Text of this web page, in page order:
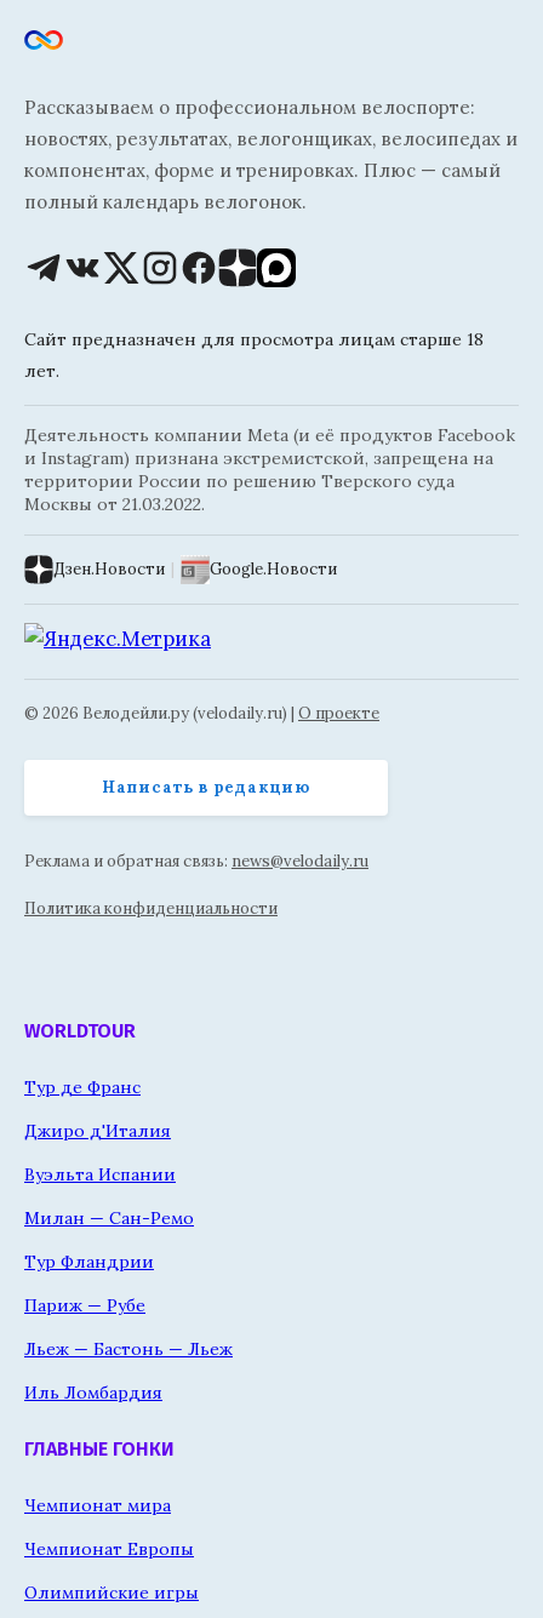
Рассказываем о профессиональном велоспорте:
новостях, результатах, велогонщиках, велосипедах и
компонентах, форме и тренировках. Плюс — самый
полный календарь велогонок.
Сайт предназначен для просмотра лицам старше 18
лет.
Деятельность компании Meta (и её продуктов Facebook
и Instagram) признана экстремистской, запрещена на
территории России по решению Тверского суда
Москвы от 21.03.2022.
Дзен.Новости Google.Новости
© 2026 Велодейли.ру (velodaily.ru) | О проекте
Написать в редакцию
Реклама и обратная связь: news@velodaily.ru
Политика конфиденциальности
WORLDTOUR
Тур де Франс
Джиро д'Италия
Вуэльта Испании
Милан — Сан-Ремо
Тур Фландрии
Париж — Рубе
Льеж — Бастонь — Льеж
Иль Ломбардия
ГЛАВНЫЕ ГОНКИ
Чемпионат мира
Чемпионат Европы
Олимпийские игры